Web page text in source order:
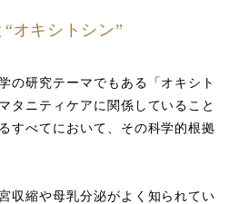
オキシトシン”
の研究テーマでもある「オキシト
タニティケアに関係していること
すべてにおいて、その科学的根拠
収縮や母乳分泌がよく知られてい